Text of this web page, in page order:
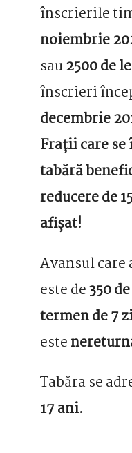
înscrierile
noiembrie
sau2500 de
înscrieri
decembrie
Frații care
tabără
reducere de
afișat!
Avansul care
este de350
termen de 7
este
Tabăra se
17 ani.